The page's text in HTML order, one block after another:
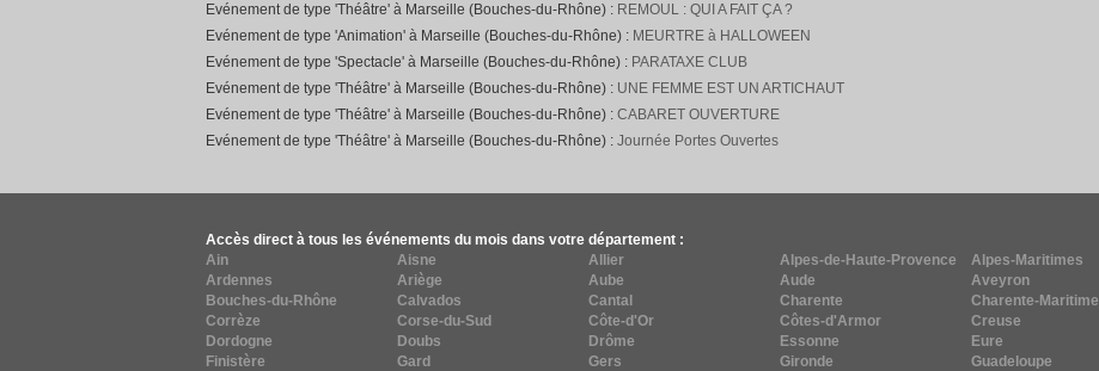
Evénement de type 'Théâtre' à Marseille (Bouches-du-Rhône) : REMOUL : QUI A FAIT ÇA ?
Evénement de type 'Animation' à Marseille (Bouches-du-Rhône) : MEURTRE à HALLOWEEN
Evénement de type 'Spectacle' à Marseille (Bouches-du-Rhône) : PARATAXE CLUB
Evénement de type 'Théâtre' à Marseille (Bouches-du-Rhône) : UNE FEMME EST UN ARTICHAUT
Evénement de type 'Théâtre' à Marseille (Bouches-du-Rhône) : CABARET OUVERTURE
Evénement de type 'Théâtre' à Marseille (Bouches-du-Rhône) : Journée Portes Ouvertes
Accès direct à tous les événements du mois dans votre département :
Ain
Aisne Allier Alpes-de-Haute-Provence Alpes-Maritimes
Ardennes
Ariège Aube Aude Aveyron
Bouches-du-Rhône
Calvados Cantal Charente Charente-Maritime
Corrèze
Corse-du-Sud Côte-d'Or Côtes-d'Armor Creuse
Dordogne
Doubs Drôme Essonne Eure
Finistère
Gard Gers Gironde Guadeloupe